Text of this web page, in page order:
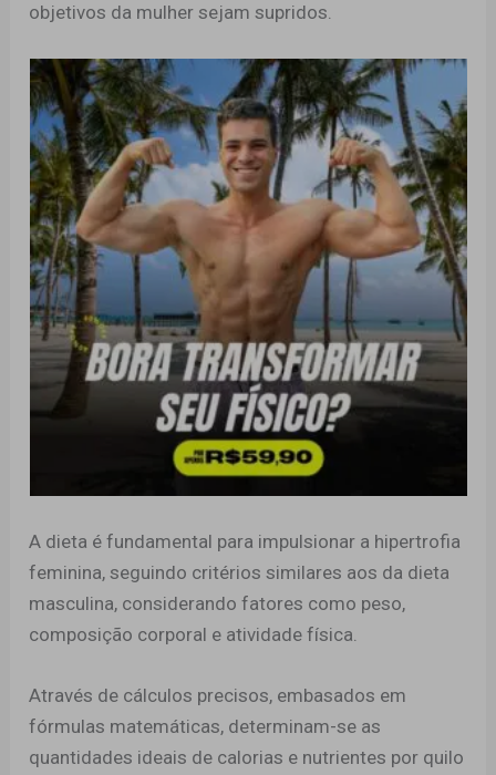
objetivos da mulher sejam supridos.
A dieta é fundamental para impulsionar a hipertrofia
feminina, seguindo critérios similares aos da dieta
masculina, considerando fatores como peso,
composição corporal e atividade física.
Através de cálculos precisos, embasados em
fórmulas matemáticas, determinam-se as
quantidades ideais de calorias e nutrientes por quilo